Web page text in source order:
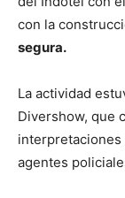
con la
segura.
La actividad
Divershow, que
interpretaciones
agentes